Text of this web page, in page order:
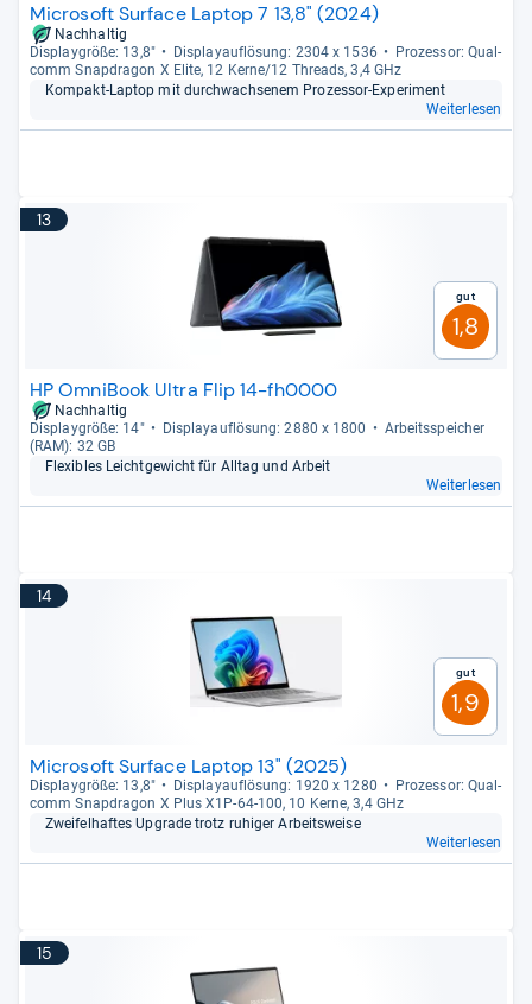
Microsoft Surface Laptop 7 13,8" (2024)
Nachhaltig
Dis­play­größe: 13,8"
Dis­pla­yauf­lö­sung: 2304 x 1536
Pro­zes­sor: Qual­
comm Snap­dra­gon X Elite, 12 Kerne/12 Threads, 3,4 GHz
Kom­pakt-​Lap­top mit durch­wach­se­nem Pro­zes­sor-​Expe­ri­ment
Weiterlesen
13
Gut
1,8
HP OmniBook Ultra Flip 14-fh0000
Nachhaltig
Dis­play­größe: 14"
Dis­pla­yauf­lö­sung: 2880 x 1800
Arbeitsspei­cher
(RAM): 32 GB
Fle­xibles Leicht­ge­wicht für All­tag und Arbeit
Weiterlesen
14
Gut
1,9
Microsoft Surface Laptop 13" (2025)
Dis­play­größe: 13,8" Dis­pla­yauf­lö­sung: 1920 x 1280
Pro­zes­sor: Qual­
comm Snap­dra­gon X Plus X1P-​64-​100, 10 Kerne, 3,4 GHz
Zwei­fel­haf­tes Upgrade trotz ruhi­ger Arbeits­weise
Weiterlesen
15